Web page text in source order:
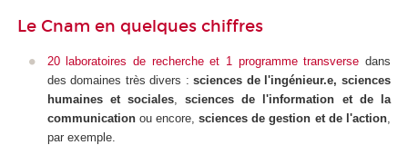
Le Cnam en quelques chiffres
20 laboratoires de recherche et 1 programme transverse dans
des domaines très divers :sciences de l'ingénieur.e, sciences
humaines et sociales,sciences de l'information et de la
communicationou encore,sciences de gestion et de l'action
par exemple.